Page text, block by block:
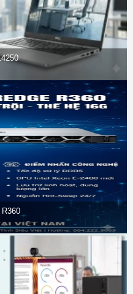
11
hành Windows 11
văn phòng với các
mà, trải nghiệm tối